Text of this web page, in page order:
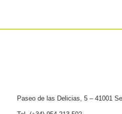
Paseo de las Delicias, 5 – 41001